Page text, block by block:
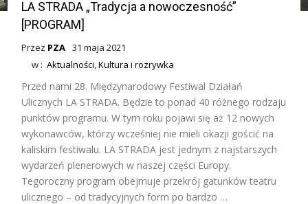
LA STRADA „Tradycja a nowoczesność”
[PROGRAM]
Przez PZA 31 maja 2021
w :Aktualności,Kultura i rozrywka
Przed nami 28. Międzynarodowy Festiwal Działań
Ulicznych LA STRADA. Będzie to ponad 40 różnego rodzaju
punktów programu. W tym roku pojawi się aż 12 nowych
wykonawców, którzy wcześniej nie mieli okazji gościć na
kaliskim festiwalu. LA STRADA jest jednym z najstarszych
wydarzeń plenerowych w naszej części Europy.
Tegoroczny program obejmuje przekrój gatunków teatru
ulicznego – od tradycyjnych form po bardzo …